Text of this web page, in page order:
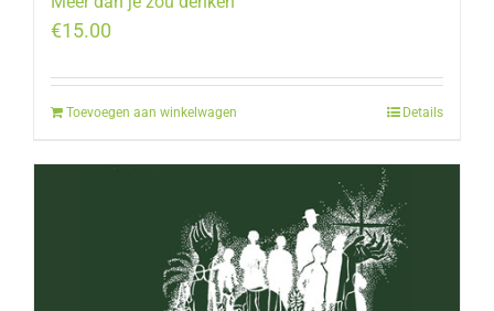
€15.00
Toevoegen aan winkelwagen Details